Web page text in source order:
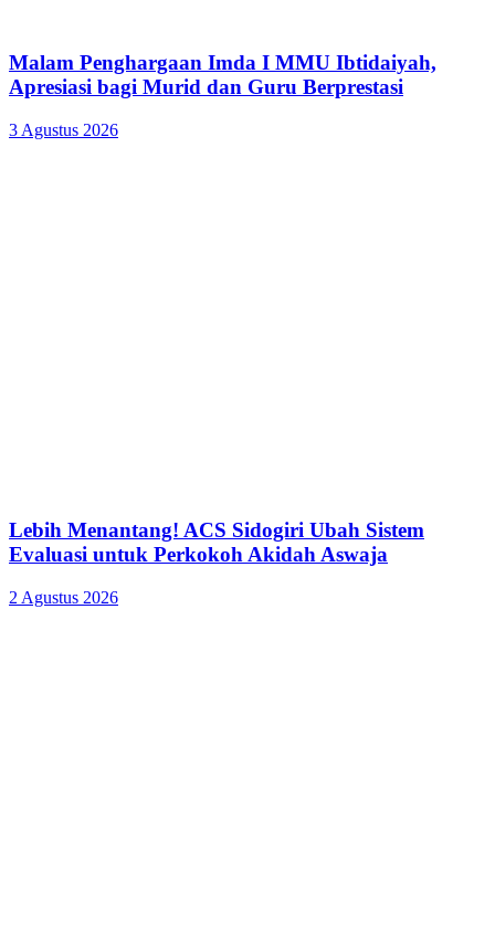
Malam Penghargaan Imda I MMU Ibtidaiyah,
Apresiasi bagi Murid dan Guru Berprestasi
3 Agustus 2026
Lebih Menantang! ACS Sidogiri Ubah Sistem
Evaluasi untuk Perkokoh Akidah Aswaja
2 Agustus 2026